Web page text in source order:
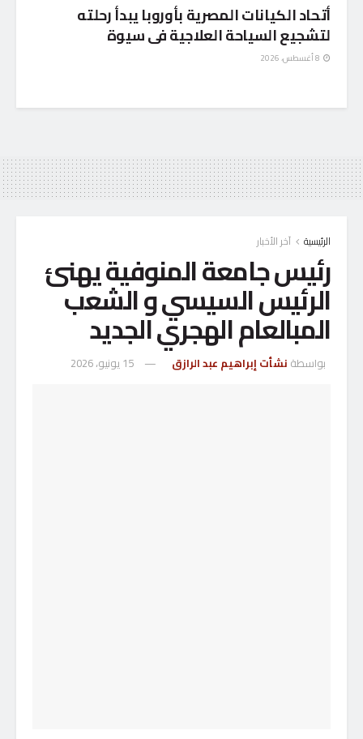
أتحاد الكيانات المصرية بأوروبا يبدأ رحلته
لتشجيع السياحة العلاجية فى سيوة
الرئيسية آخر الأخبار
رئيس جامعة المنوفية يهنئ
الرئيس السيسي و الشعب
المبالعام الهجري الجديد
بواسطة نشأت إبراهيم عبد الرازق 15 يونيو، 2026